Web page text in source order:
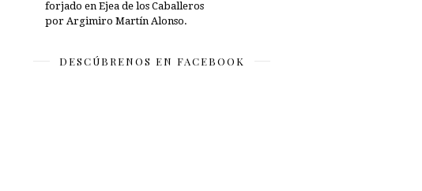
forjado en Ejea de los Caballeros
por Argimiro Martín Alonso.
DESCÚBRENOS EN FACEBOOK